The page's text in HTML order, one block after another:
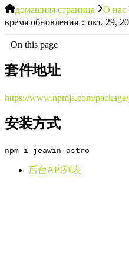
домашняя страница О нас
время обновления：окт. 29,
On this page
套件地址
https://www.npmjs.com/
安装方式
npm i jeawin-astro
后台API列表